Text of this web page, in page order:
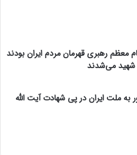
معظم رهبری قهرمان مردم ایران بودند
شهید می‌شدند
به ملت ایران در پی شهادت آیت الله